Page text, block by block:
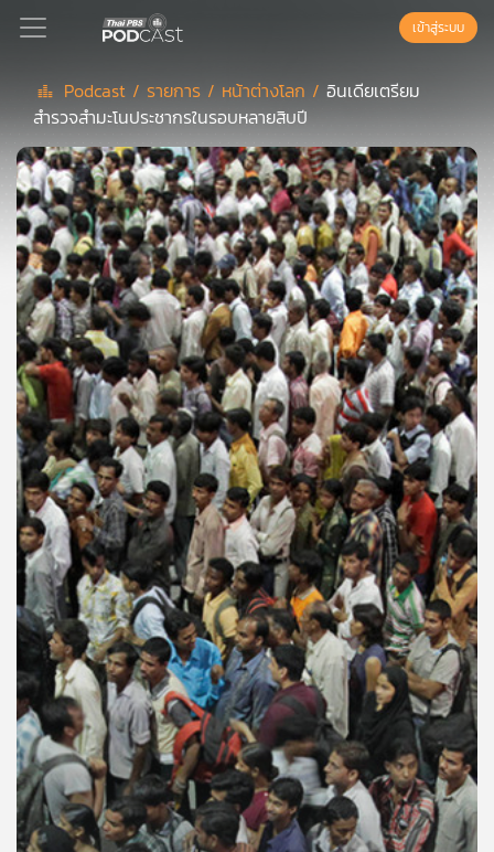
Podcast
เพล
ย์
ลิ
สต์
แนะนำ
เพล
ย์
ลิ
สต์
ของ
คุณ
เพลง
บทความ
ข่าว
และ
กิจกรรม
เข้าสู่ระบบ
Podcast / รายการ / หน้าต่างโลก / อินเดียเตรียม
สำรวจสำมะโนประชากรในรอบหลายสิบปี